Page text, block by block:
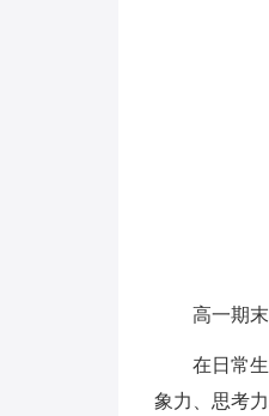
高一期
在日常
象力、思考